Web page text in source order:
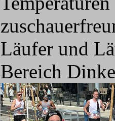
Läufer und
Bereich